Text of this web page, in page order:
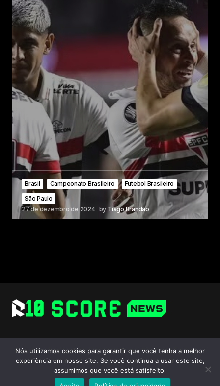
Brasil Campeonato Brasileiro
Futebol Brasileiro
São Paulo
27 de dezembro de 2024 by Tiago Brandão
Follow Us
Nós utilizamos cookies para garantir que você tenha a melhor
experiência em nosso site. Se você continua a usar este site,
assumimos que você está satisfeito.